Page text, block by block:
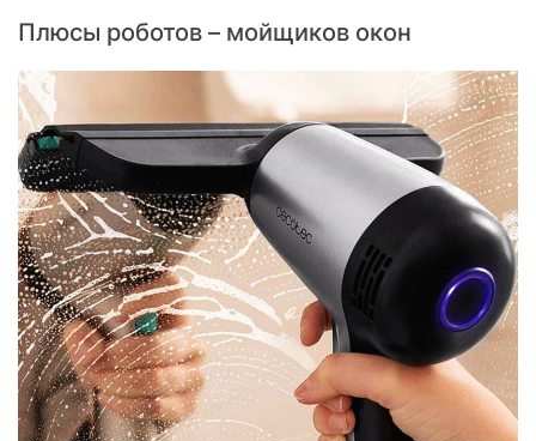
Плюсы роботов – мойщиков окон